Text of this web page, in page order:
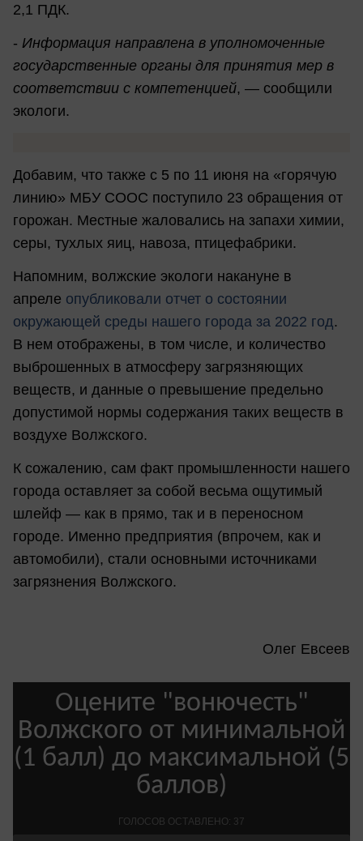
2,1 ПДК.
- Информация направлена в уполномоченные
государственные органы для принятия мер в
соответствии с компетенцией, — сообщили
экологи.
Добавим, что также с 5 по 11 июня на «горячую
линию» МБУ СООС поступило 23 обращения от
горожан. Местные жаловались на запахи химии,
серы, тухлых яиц, навоза, птицефабрики.
Напомним, волжские экологи накануне в
апреле опубликовали отчет о состоянии
окружающей среды нашего города за 2022 год.
В нем отображены, в том числе, и количество
выброшенных в атмосферу загрязняющих
веществ, и данные о превышение предельно
допустимой нормы содержания таких веществ в
воздухе Волжского.
К сожалению, сам факт промышленности нашего
города оставляет за собой весьма ощутимый
шлейф — как в прямо, так и в переносном
городе. Именно предприятия (впрочем, как и
автомобили), стали основными источниками
загрязнения Волжского.
Олег Евсеев